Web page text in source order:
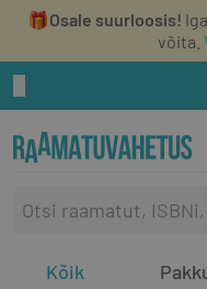
🎁Osale suurloosis!
võita.
Kõik